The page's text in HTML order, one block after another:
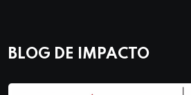
BLOG DE IMPACTO